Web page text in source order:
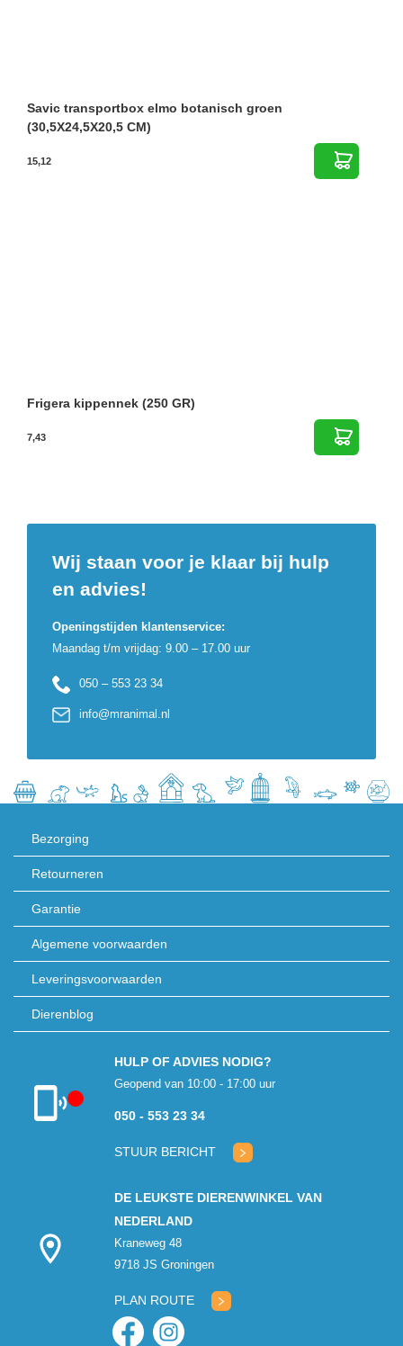
Savic transportbox elmo botanisch groen
(30,5X24,5X20,5 CM)
15,12
Frigera kippennek (250 GR)
7,43
Wij staan voor je klaar bij hulp
en advies!
Openingstijden klantenservice:
Maandag t/m vrijdag: 9.00 – 17.00 uur
050 – 553 23 34
info@mranimal.nl
Bezorging
Retourneren
Garantie
Algemene voorwaarden
Leveringsvoorwaarden
Dierenblog
Klantenservice
HULP OF ADVIES NODIG?
Geopend van 10:00 - 17:00 uur
050 - 553 23 34
STUUR BERICHT
DE LEUKSTE DIERENWINKEL VAN
NEDERLAND
Kraneweg 48
9718 JS Groningen
PLAN ROUTE